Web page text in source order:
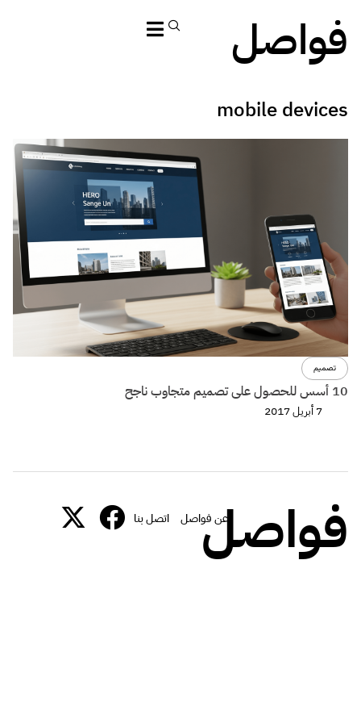
فواصل
mobile devices
تصميم
10 أسس للحصول على تصميم متجاوب ناجح
7 أبريل 2017
فواصل
عن فواصل اتصل بنا